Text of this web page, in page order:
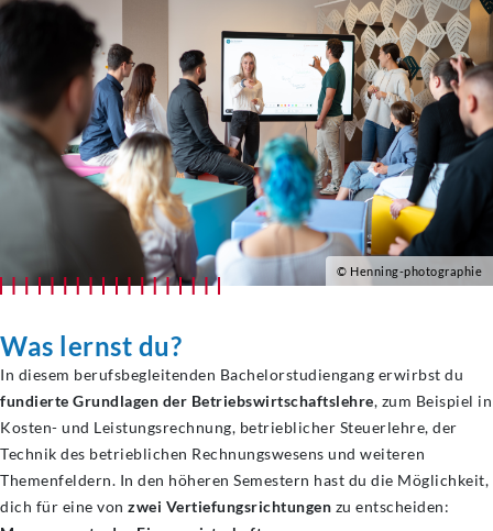
© Henning-photographie
Was lernst du?
In diesem berufsbegleitenden Bachelorstudiengang erwirbst du
fundierte Grundlagen der Betriebswirtschaftslehre, zum Beispiel in
Kosten- und Leistungsrechnung, betrieblicher Steuerlehre, der
Technik des betrieblichen Rechnungswesens und weiteren
Themenfeldern. In den höheren Semestern hast du die Möglichkeit,
dich für eine von zwei Vertiefungsrichtungen zu entscheiden: